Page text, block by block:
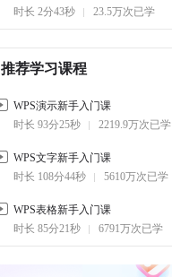
时长 2分43秒
23.5万次已学
推荐学习课程
WPS演示新手入门课
时长 93分25秒
2219.9万次已学
WPS文字新手入门课
时长 108分44秒
5610万次已学
WPS表格新手入门课
时长 85分21秒
6791万次已学